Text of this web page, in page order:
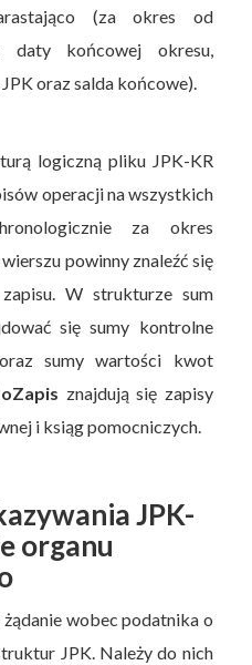
(za okres od
końcowej okresu,
oraz salda końcowe).
logiczną pliku JPK-KR
operacji na wszystkich
za okres
powinny znaleźć się
W strukturze sum
się sumy kontrolne
sumy wartości kwot
znajdują się zapisy
i ksiąg pomocniczych.
JPK-
organu
wobec podatnika o
JPK. Należy do nich